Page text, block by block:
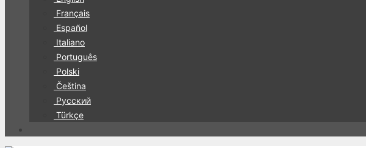
Français
Español
Italiano
Português
Polski
Čeština
Русский
Türkçe